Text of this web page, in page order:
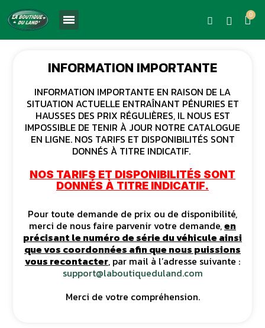
INFORMATION IMPORTANTE
INFORMATION IMPORTANTE EN RAISON DE LA
SITUATION ACTUELLE ENTRAÎNANT PÉNURIES ET
HAUSSES DES PRIX RÉGULIÈRES, IL NOUS EST
IMPOSSIBLE DE TENIR À JOUR NOTRE CATALOGUE
EN LIGNE. NOS TARIFS ET DISPONIBILITÉS SONT
DONNÉS À TITRE INDICATIF.
NOS TARIFS ET DISPONIBILITÉS SONT
DONNÉS À TITRE INDICATIF.
Pour toute demande de prix ou de disponibilité,
merci de nous faire parvenir votre demande,en
précisant le numéro de série du véhicule ainsi
que vos coordonnées afin que nous puissions
vous recontacter, par mail à l’adresse suivante :
support@laboutiqueduland.com
Merci de votre compréhension.